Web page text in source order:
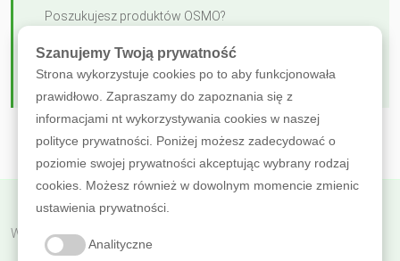
Poszukujesz produktów OSMO?
ZOBACZ OFERTĘ
Wróć do poprzedniej
Szanujemy Twoją prywatność
Strona wykorzystuje cookies po to aby funkcjonowała
prawidłowo. Zapraszamy do zapoznania się z
informacjami nt wykorzystywania cookies w naszej
polityce prywatności. Poniżej możesz zadecydować o
poziomie swojej prywatności akceptując wybrany rodzaj
cookies. Możesz również w dowolnym momencie zmienic
ustawienia prywatności.
Analityczne